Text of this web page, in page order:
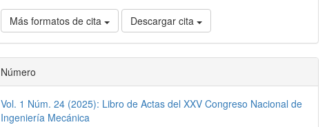
Más formatos de cita Descargar cita
Número
Vol. 1 Núm. 24 (2025): Libro de Actas del XXV Congreso Nacional de
Ingeniería Mecánica